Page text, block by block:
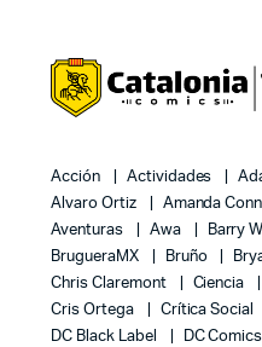
Acción Actividades
Alvaro Ortiz
Amanda
Aventuras
Awa Barry
BrugueraMX
Bruño
Chris Claremont
Ciencia
Cris Ortega
Crítica Social
DC Black Label
DC Comics